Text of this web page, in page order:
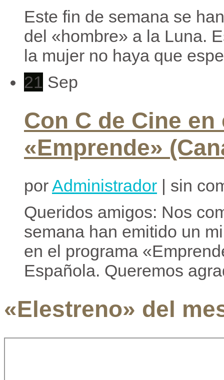
Este fin de semana se
del «hombre» a la Luna.
la mujer no haya que
21 Sep
Con C de Cine
«Emprende»
porAdministrador | sin
Queridos amigos: Nos
semana han emitido un
en el programa
Española. Queremos
«Elestreno» del